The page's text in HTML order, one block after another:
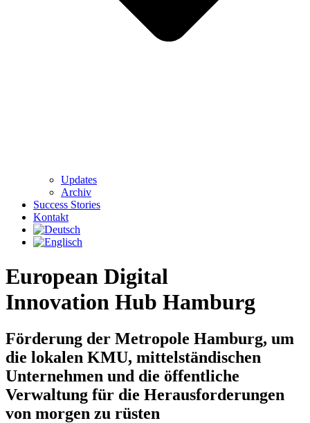
Updates
Archiv
Success Stories
Kontakt
European Digital
Innovation Hub Hamburg
Förderung der Metropole Hamburg, um
die lokalen KMU, mittelständischen
Unternehmen und die öffentliche
Verwaltung für die Herausforderungen
von morgen zu rüsten